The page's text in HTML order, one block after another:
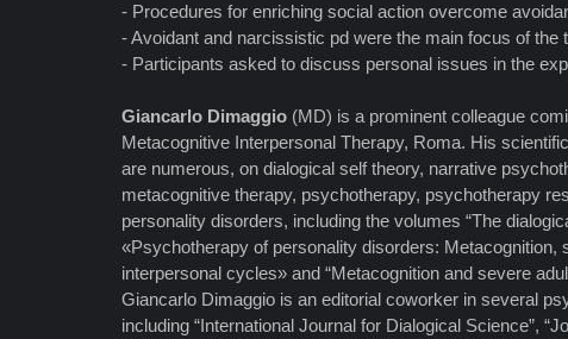
- Procedures for enriching social action overcome
- Avoidant and narcissistic pd were the main focus of the
- Participants asked to discuss personal issues in the
Giancarlo Dimaggio (MD) is a prominent colleague
Metacognitive Interpersonal Therapy, Roma. His
are numerous, on dialogical self theory, narrative
metacognitive therapy, psychotherapy, psychotherapy
personality disorders, including the volumes “The
«Psychotherapy of personality disorders: Metacognition,
interpersonal cycles» and “Metacognition and severe
Giancarlo Dimaggio is an editorial coworker in several
including “International Journal for Dialogical Science”,